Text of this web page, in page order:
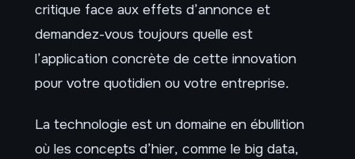
critique face aux effets d’annonce et
demandez-vous toujours quelle est
l’application concrète de cette innovation
pour votre quotidien ou votre entreprise.
La technologie est un domaine en ébullition
où les concepts d’hier, comme le big data,